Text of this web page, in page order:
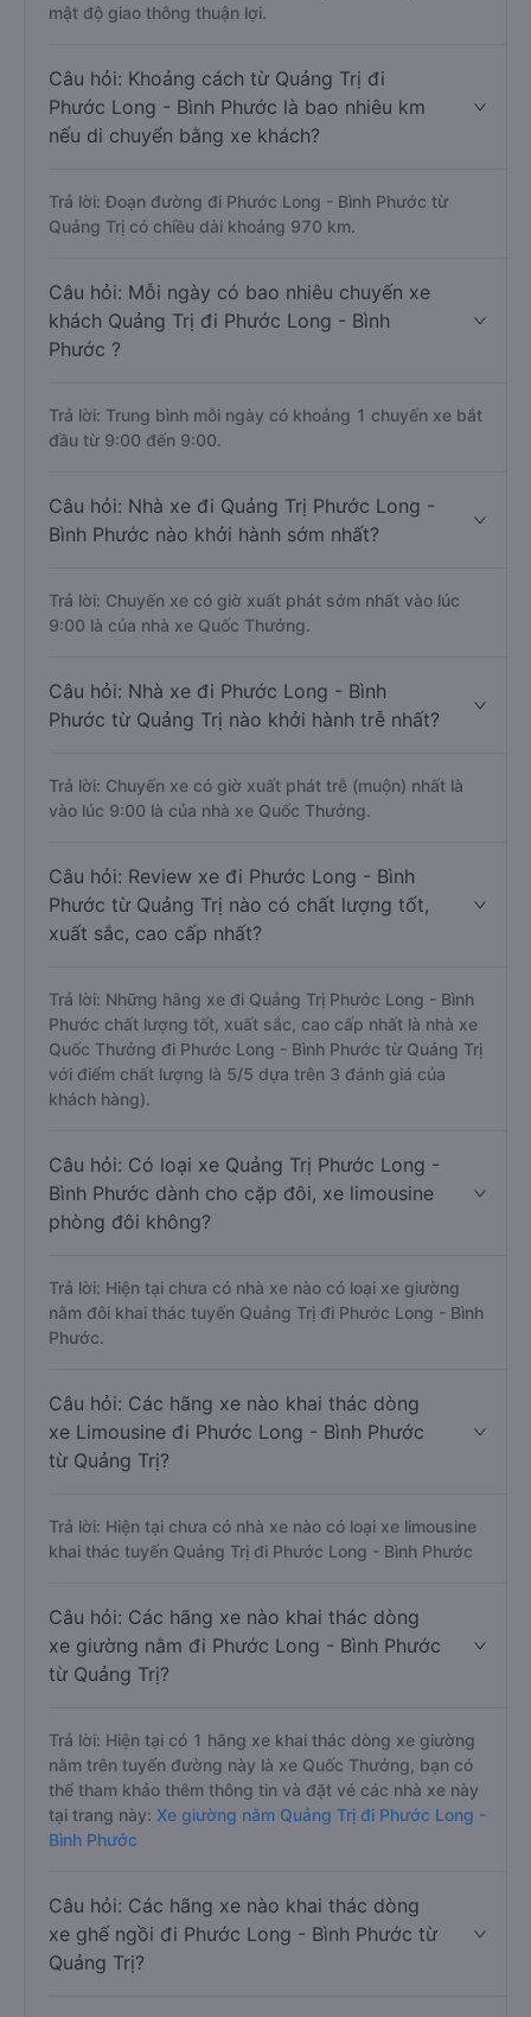
mật độ giao thông thuận lợi.
Câu hỏi: Khoảng cách từ Quảng Trị đi
Phước Long - Bình Phước là bao nhiêu km
nếu di chuyển bằng xe khách?
Trả lời: Đoạn đường đi Phước Long - Bình Phước từ
Quảng Trị có chiều dài khoảng 970 km.
Câu hỏi: Mỗi ngày có bao nhiêu chuyến xe
khách Quảng Trị đi Phước Long - Bình
Phước ?
Trả lời: Trung bình mỗi ngày có khoảng 1 chuyến xe bắt
đầu từ 9:00 đến 9:00.
Câu hỏi: Nhà xe đi Quảng Trị Phước Long -
Bình Phước nào khởi hành sớm nhất?
Trả lời: Chuyến xe có giờ xuất phát sớm nhất vào lúc
9:00 là của nhà xe Quốc Thưởng.
Câu hỏi: Nhà xe đi Phước Long - Bình
Phước từ Quảng Trị nào khởi hành trễ nhất?
Trả lời: Chuyến xe có giờ xuất phát trễ (muộn) nhất là
vào lúc 9:00 là của nhà xe Quốc Thưởng.
Câu hỏi: Review xe đi Phước Long - Bình
Phước từ Quảng Trị nào có chất lượng tốt,
xuất sắc, cao cấp nhất?
Trả lời: Những hãng xe đi Quảng Trị Phước Long - Bình
Phước chất lượng tốt, xuất sắc, cao cấp nhất là nhà xe
Quốc Thưởng đi Phước Long - Bình Phước từ Quảng Trị
với điểm chất lượng là 5/5 dựa trên 3 đánh giá của
khách hàng).
Câu hỏi: Có loại xe Quảng Trị Phước Long -
Bình Phước dành cho cặp đôi, xe limousine
phòng đôi không?
Trả lời: Hiện tại chưa có nhà xe nào có loại xe giường
nằm đôi khai thác tuyến Quảng Trị đi Phước Long - Bình
Phước.
Câu hỏi: Các hãng xe nào khai thác dòng
xe Limousine đi Phước Long - Bình Phước
từ Quảng Trị?
Trả lời: Hiện tại chưa có nhà xe nào có loại xe limousine
khai thác tuyến Quảng Trị đi Phước Long - Bình Phước
Câu hỏi: Các hãng xe nào khai thác dòng
xe giường nằm đi Phước Long - Bình Phước
từ Quảng Trị?
Trả lời: Hiện tại có 1 hãng xe khai thác dòng xe giường
nằm trên tuyến đường này là xe Quốc Thưởng, bạn có
thể tham khảo thêm thông tin và đặt vé các nhà xe này
tại trang này: Xe giường nằm Quảng Trị đi Phước Long -
Bình Phước
Câu hỏi: Các hãng xe nào khai thác dòng
xe ghế ngồi đi Phước Long - Bình Phước từ
Quảng Trị?